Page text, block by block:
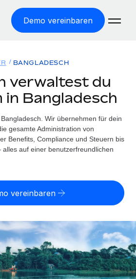
Demo vereinbaren
Payroll
ohne Kosten für Niederlassungen
Arbeit mit Freelancer:innen
und Verwalten von
HR-Aufgaben
Unterstützung bei der Einstellung
in allen US-Bundesstaaten
Lösungen für wachsende
berechnen
berechnen
möglichen Währungen und
für globale Freelancer:innen
Anmelden
BANGLADESCH
verwaltest du
in Bangladesch
Wir übernehmen für dein
gesamte Administration von
Benefits, Compliance und Steuern bis
alles auf einer benutzerfreundlichen
vereinbaren